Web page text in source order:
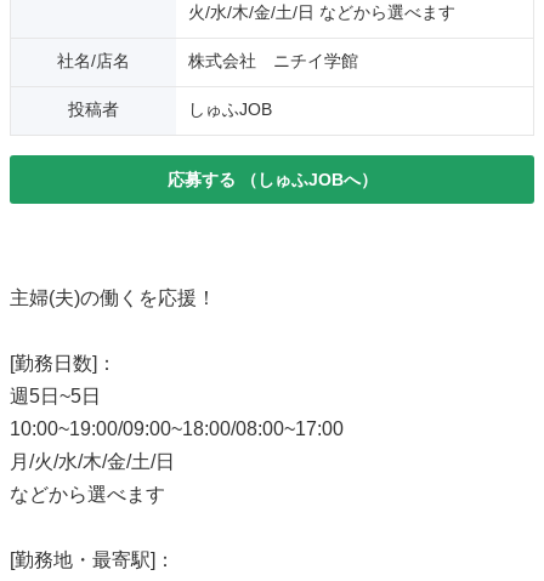
火/水/木/金/土/日 などから選べます
社名/店名 株式会社 ニチイ学館
投稿者 しゅふJOB
応募する （しゅふJOBへ）
主婦(夫)の働くを応援！
[勤務日数]：
週5日~5日
10:00~19:00/09:00~18:00/08:00~17:00
月/火/水/木/金/土/日
などから選べます
[勤務地・最寄駅]：